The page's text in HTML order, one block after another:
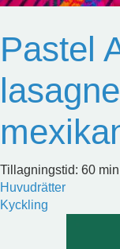
Pastel
Tillagningstid: 60 min
Huvudrätter
Kyckling